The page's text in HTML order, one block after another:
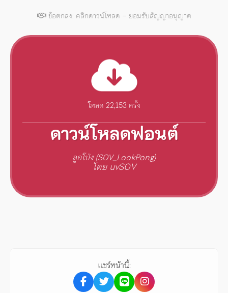
ข้อตกลง: คลิกดาวน์โหลด = ยอมรับสัญญาอนุญาต
โหลด 22,153 ครั้ง
ดาวน์โหลดฟอนต์
ลูกโป่ง (SOV_LookPong)
โดย uvSOV
แชร์หน้านี้: